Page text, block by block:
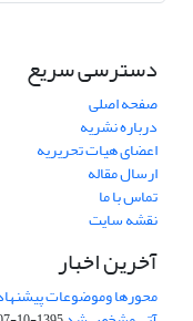
دسترسی سریع
صفحه اصلی
درباره نشریه
اعضای هیات تحریریه
ارسال مقاله
تماس با ما
نقشه سایت
آخرین اخبار
محورها وموضوعات